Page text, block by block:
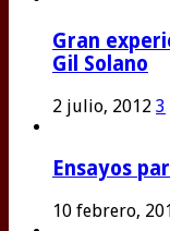
Gran
Gil Solano
2 julio, 2012 3
Ensayos
10 febrero,